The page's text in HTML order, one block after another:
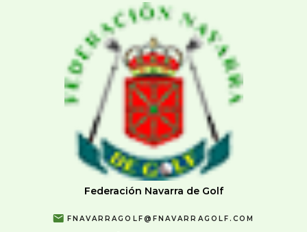
Federación Navarra de Golf
FNAVARRAGOLF@FNAVARRAGOLF.COM